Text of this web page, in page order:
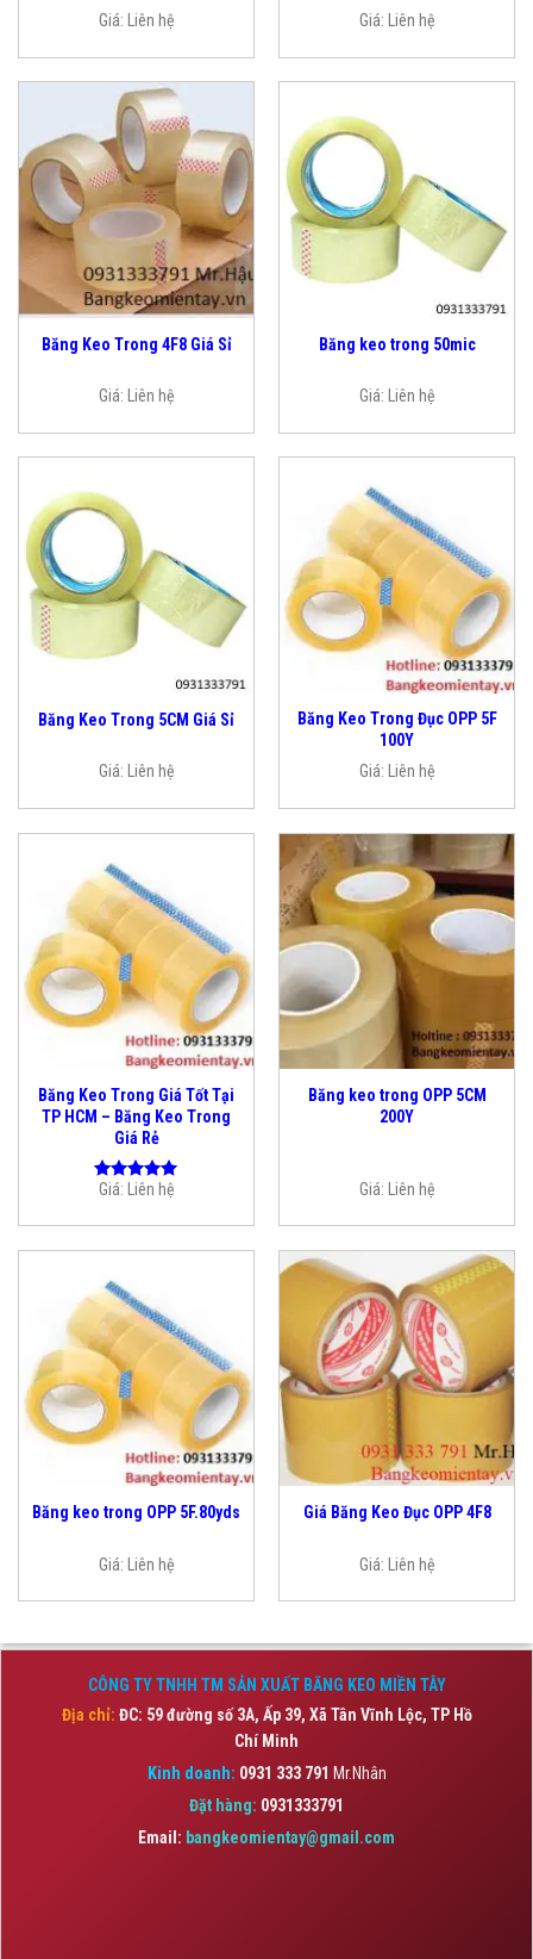
Giá: Liên hệ
Giá:
Liên hệ
Băng Keo Trong 4F8 Giá Sỉ
Giá: Liên hệ
Băng keo trong 50mic
Giá: Liên hệ
Băng Keo Trong 5CM Giá Sỉ
Giá: Liên hệ
Băng Keo Trong Đục OPP 5F
100Y
Giá: Liên hệ
Băng Keo Trong Giá Tốt Tại
TP HCM – Băng Keo Trong
Giá Rẻ
Được xếp
5 sao
Giá: Liên hệ
Băng keo trong OPP 5CM
200Y
Giá: Liên hệ
Băng keo trong OPP 5F.80yds
Giá: Liên hệ
Giá Băng Keo Đục OPP 4F8
Giá: Liên hệ
CÔNG TY TNHH TM SẢN XUẤT BĂNG KEO MIỀN TÂY
Địa chỉ: ĐC: 59 đường số 3A, Ấp 39, Xã Tân Vĩnh Lộc, TP Hồ
Chí Minh
Kinh doanh: 0931 333 791 Mr.Nhân
Đặt hàng: 0931333791
Email: bangkeomientay@gmail.com